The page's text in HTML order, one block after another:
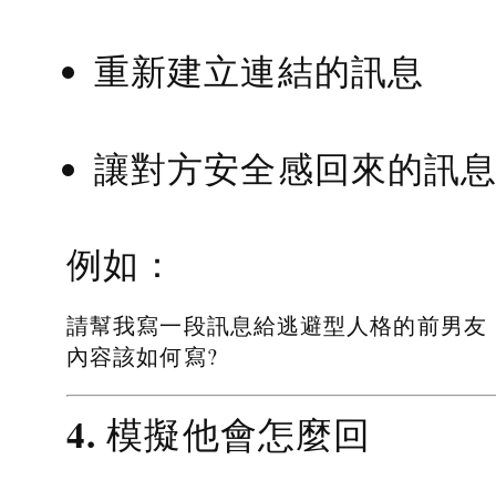
重新建立連結的訊息
讓對方安全感回來的訊
例如：
請幫我寫一段訊息給逃避型人格的前男友
內容該如何寫?
4. 模擬他會怎麼回